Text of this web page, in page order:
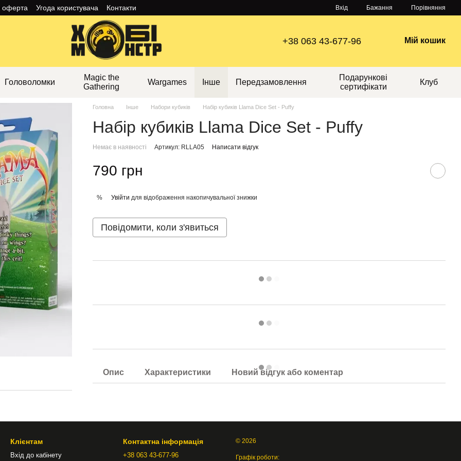
оферта Угода користувача Контакти Вхід Бажання Порівняння
+38 063 43-677-96 Мій кошик
Головоломки
Magic the
Gathering
Wargames Інше Передзамовлення
Подарункові
сертифікати
Клуб
Головна Інше Набори кубиків Набір кубиків Llama Dice Set - Puffy
Набір кубиків Llama Dice Set - Puffy
Немає в наявності Артикул: RLLA05 Написати відгук
790 грн
% Увійти для відображення накопичувальної знижки
Повідомити, коли з'явиться
Опис Характеристики Новий відгук або коментар
Клієнтам
Вхід до кабінету
Контактна інформація
+38 063 43-677-96
© 2026
Графік роботи: